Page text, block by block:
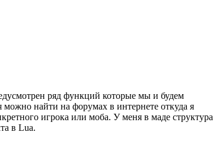
ряд функций которые мы и будем
найти на форумах в интернете откуда я
игрока или моба. У меня в маде структура
в Lua.